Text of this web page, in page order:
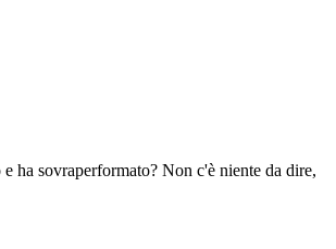
ha sovraperformato? Non c'è niente da dire,